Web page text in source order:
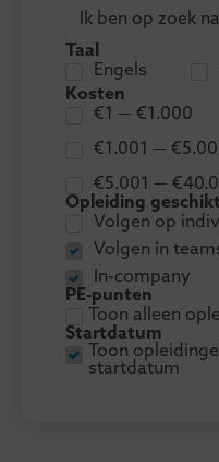
Ik ben op zoek
Taal
Engels
Kosten
€1 — €1.000
€1.001 —
€5.001 —
Opleiding
Volgen op
Volgen in
In-company
PE-punten
Toon alleen
Startdatum
Toon
startdatum